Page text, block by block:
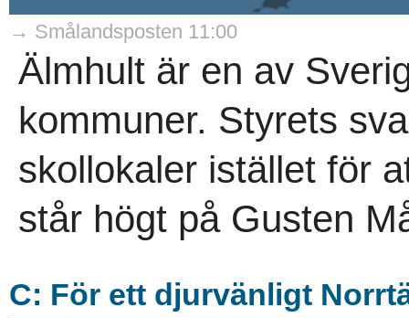
→ Smålandsposten 11:00
Älmhult är en av
kommuner. Styrets
skollokaler istället för
står högt på Gusten
C: För ett djurvänligt